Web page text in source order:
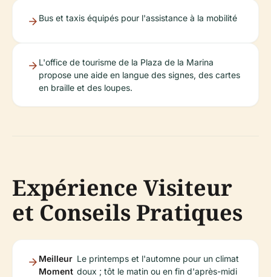
Bus et taxis équipés pour l'assistance à la mobilité
L'office de tourisme de la Plaza de la Marina
propose une aide en langue des signes, des cartes
en braille et des loupes.
Expérience Visiteur
et Conseils Pratiques
Meilleur
Moment
Le printemps et l'automne pour un climat
doux ; tôt le matin ou en fin d'après-midi